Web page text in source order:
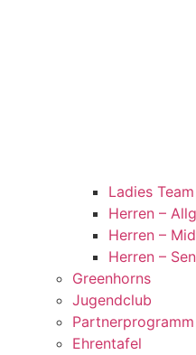
Ladies Team
Herren –
Herren –
Herren –
Greenhorns
Jugendclub
Partnerprogramm
Ehrentafel